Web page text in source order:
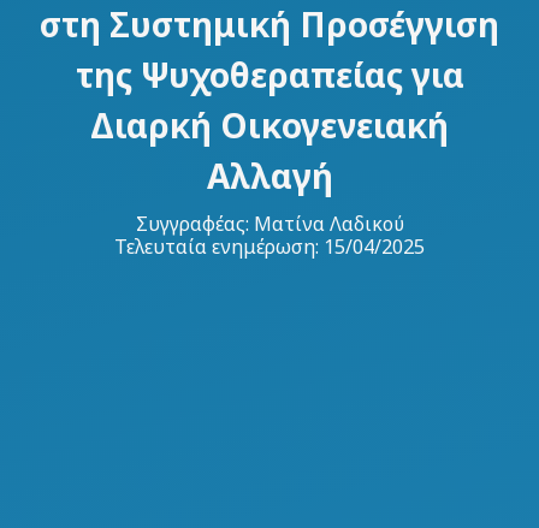
στη Συστημική Προσέγγιση
της Ψυχοθεραπείας για
Διαρκή Οικογενειακή
Αλλαγή
Συγγραφέας: Ματίνα Λαδικού
Τελευταία ενημέρωση: 15/04/2025